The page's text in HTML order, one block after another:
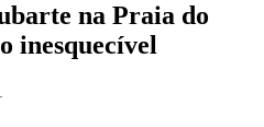
na Praia do
inesquecível